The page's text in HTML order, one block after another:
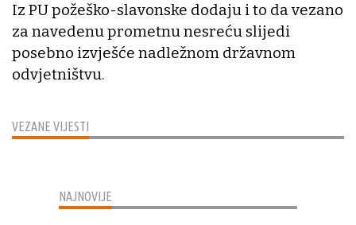
VEZANE VIJESTI
Iz PU požeško-slavonske dodaju i to da vezano
za navedenu prometnu nesreću slijedi
posebno izvješće nadležnom državnom
odvjetništvu.
NAJNOVIJE